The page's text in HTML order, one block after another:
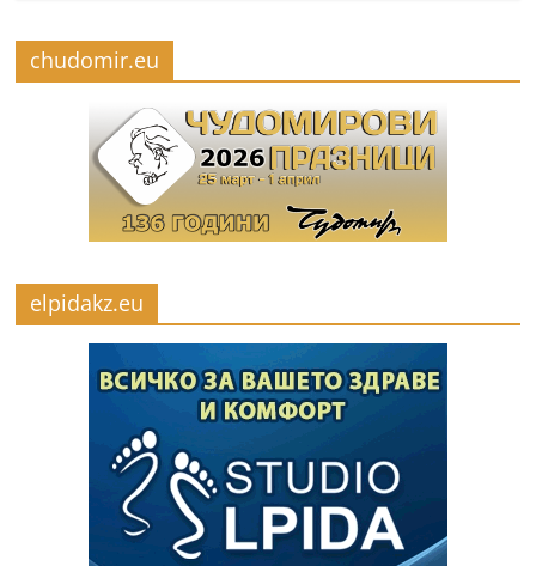
chudomir.eu
elpidakz.eu